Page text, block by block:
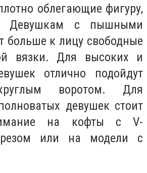
облегающие фигуру,
Девушкам с пышными
больше к лицу свободные
вязки. Для высоких и
отлично подойдут
воротом. Для
девушек стоит
на кофты с V-
или на модели с